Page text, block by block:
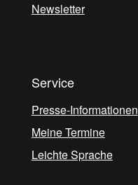
Newsletter
Service
Presse-Informationen
Meine Termine
Leichte Sprache